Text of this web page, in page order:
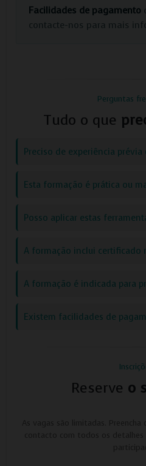
Facilidades de pagamento
contacte-nos para mais
Perguntas
Tudo o que
Preciso de experiência prévia
Esta formação é prática ou
Posso aplicar estas
A formação inclui certificado
A formação é indicada para
Existem facilidades de
Reserve o